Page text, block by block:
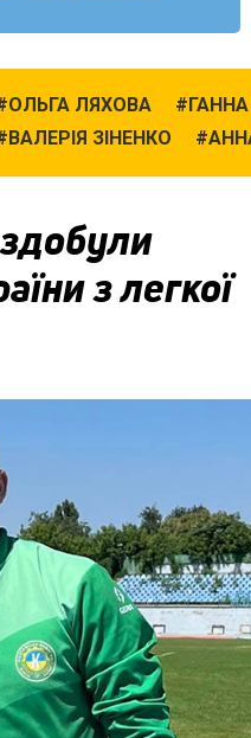
ОЛЬГА ЛЯХОВА
ВАЛЕРІЯ ЗІНЕНКО
з легкої